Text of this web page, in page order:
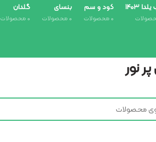
۱۴۰۳ کود و سم
۰ محصولات
بنسای
۰ محصولات
گلدان
۰ محصولات
نور